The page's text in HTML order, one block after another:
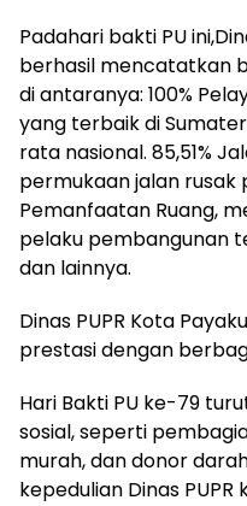
Padahari bakti PU
berhasil mencatatkan
di antaranya: 100%
yang terbaik di
rata nasional. 85,51%
permukaan jalan rusak
Pemanfaatan Ruang,
pelaku pembangunan
dan lainnya.
Dinas PUPR Kota
prestasi dengan
Hari Bakti PU ke-79
sosial, seperti
murah, dan donor
kepedulian Dinas